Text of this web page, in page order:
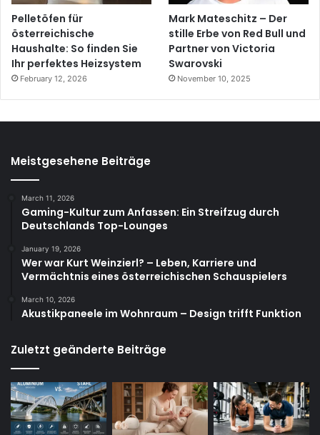
Pelletöfen für
österreichische
Haushalte: So finden Sie
Ihr perfektes Heizsystem
February 12, 2026
Mark Mateschitz – Der
stille Erbe von Red Bull und
Partner von Victoria
Swarovski
November 10, 2025
Meistgesehene Beiträge
March 11, 2026
Gaming-Kultur zum Anfassen: Ein Streifzug durch
Deutschlands Top-Lounges
January 19, 2026
Wer war Kurt Weinzierl? – Leben, Karriere und
Vermächtnis eines österreichischen Schauspielers
March 10, 2026
Akustikpaneele im Wohnraum – Design trifft Funktion
Zuletzt geänderte Beiträge